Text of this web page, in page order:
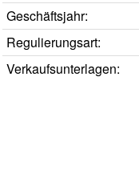
Geschäftsjahr:
Regulierungsart:
Verkaufsunterlagen: